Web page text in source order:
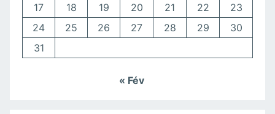
17
18 19 20 21 22
23
24
25 26 27 28 29
30
31
« Fév